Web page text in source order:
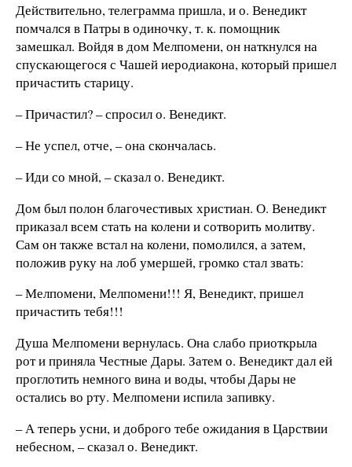
Действительно, телеграмма пришла, и о. Венедикт
помчался в Патры в одиночку, т. к. помощник
замешкал. Войдя в дом Мелпомени, он наткнулся на
спускающегося с Чашей иеродиакона, который пришел
причастить старицу.
– Причастил? – спросил о. Венедикт.
– Не успел, отче, – она скончалась.
– Иди со мной, – сказал о. Венедикт.
Дом был полон благочестивых христиан. О. Венедикт
приказал всем стать на колени и сотворить молитву.
Сам он также встал на колени, помолился, а затем,
положив руку на лоб умершей, громко стал звать:
– Мелпомени, Мелпомени!!! Я, Венедикт, пришел
причастить тебя!!!
Душа Мелпомени вернулась. Она слабо приоткрыла
рот и приняла Честные Дары. Затем о. Венедикт дал ей
проглотить немного вина и воды, чтобы Дары не
остались во рту. Мелпомени испила запивку.
– А теперь усни, и доброго тебе ожидания в Царствии
небесном, – сказал о. Венедикт.